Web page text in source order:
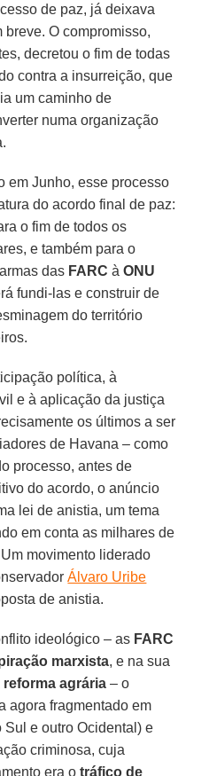
de paz, já deixava
O compromisso,
decretou o fim de todas
contra a insurreição, que
um caminho de
numa organização
em Junho, esse processo
do acordo final de paz:
o fim de todos os
e também para o
das FARC àONU
fundi-las e construir de
do território
política, à
e à aplicação da justiça
os últimos a ser
de Havana – como
processo, antes de
do acordo, o anúncio
lei de anistia, um tema
em conta as milhares de
movimento liderado
Álvaro Uribe
de anistia.
ideológico – as FARC
marxista, e na sua
reforma agrária – o
agora fragmentado em
e outro Ocidental) e
criminosa, cuja
era otráfico de